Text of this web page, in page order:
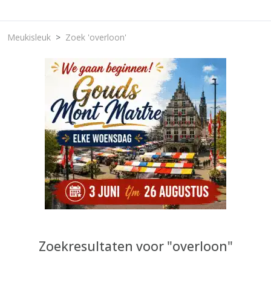
Meukisleuk Zoek 'overloon'
Zoekresultaten voor "overloon"